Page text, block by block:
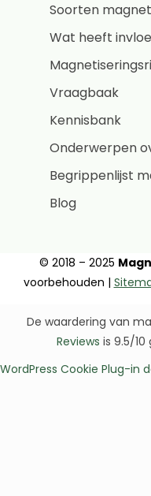
Soorten
Wat heeft
Vraagbaak
Kennisbank
Onderwerpen
Begrippenlijst
Blog
© 2018 – 2025
voorbehouden |
De waardering van
Reviews is 9.5/
WordPress Cookie Plug-in